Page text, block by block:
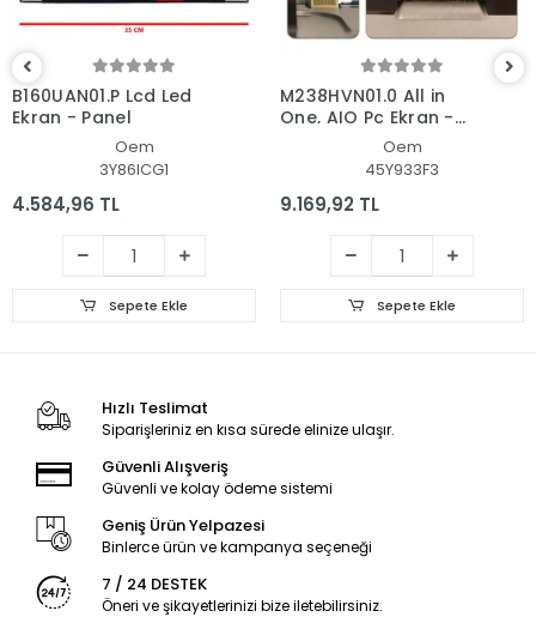
B160UAN01.P Lcd Led
Ekran - Panel
Oem
3Y86ICG1
4.584,96 TL
Sepete Ekle
M238HVN01.0 All in
One, AIO Pc Ekran -
Oem
45Y933F3
9.169,92 TL
Sepete Ekle
Hızlı Teslimat
Siparişleriniz en kısa sürede elinize ulaşır.
Güvenli Alışveriş
Güvenli ve kolay ödeme sistemi
Geniş Ürün Yelpazesi
Binlerce ürün ve kampanya seçeneği
7 / 24 DESTEK
Öneri ve şikayetlerinizi bize iletebilirsiniz.